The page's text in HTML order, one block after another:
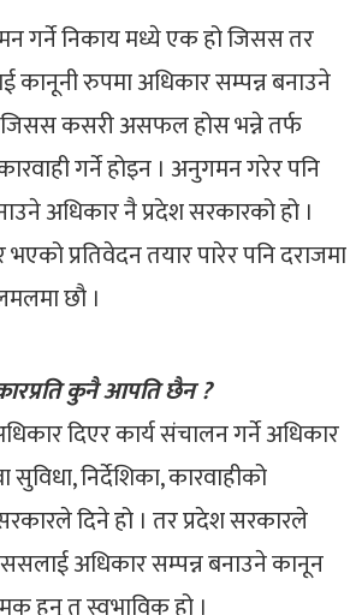
गर्ने निकाय मध्ये एक हो जिसस तर
रुपमा अधिकार सम्पन्न बनाउने
जिसस कसरी असफल होस भन्ने तर्फ
गर्ने होइन । अनुगमन गरेर पनि
अधिकार नै प्रदेश सरकारको हो ।
प्रतिवेदन तयार पारेर पनि दराजमा
छौ ।
कुनै आपति छैन ?
दिएर कार्य संचालन गर्ने अधिकार
निर्देशिका, कारवाहीको
दिने हो । तर प्रदेश सरकारले
अधिकार सम्पन्न बनाउने कानून